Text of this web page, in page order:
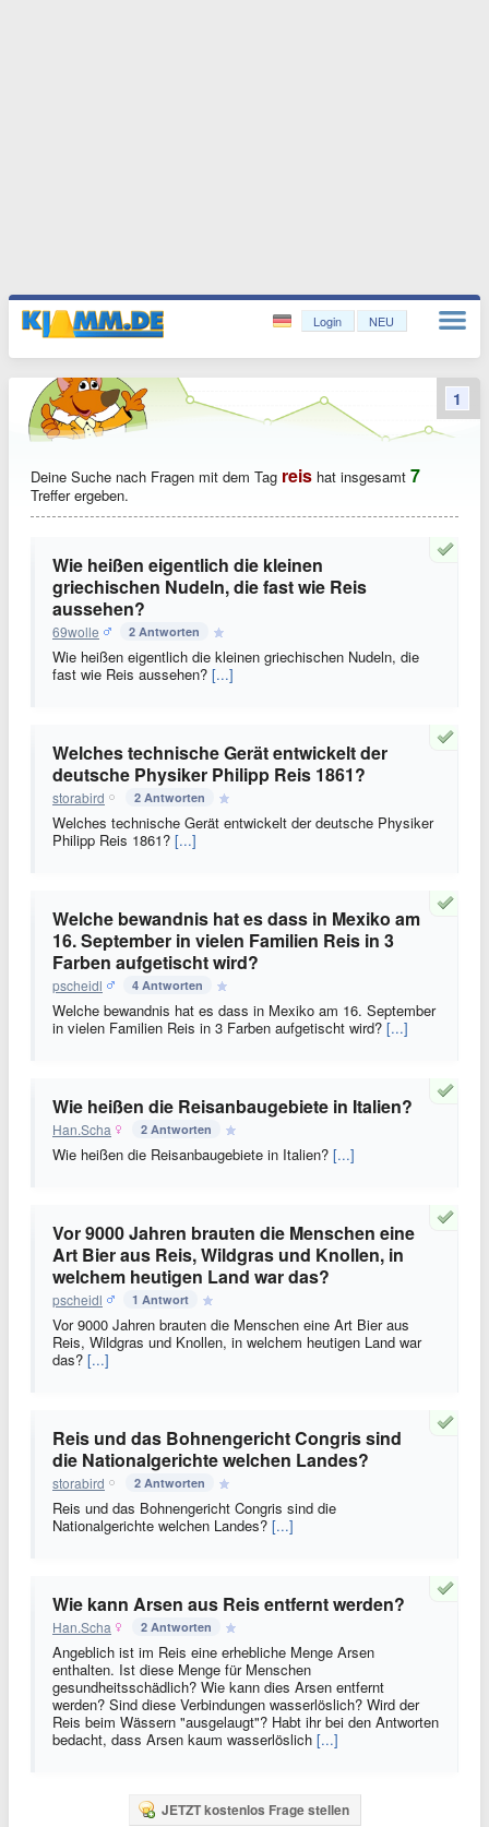
Login NEU
Deine Suche nach Fragen mit dem Tag reis hat insgesamt 7
Treffer ergeben.
Wie heißen eigentlich die kleinen
griechischen Nudeln, die fast wie Reis
aussehen?
69wolle 2 Antworten
Wie heißen eigentlich die kleinen griechischen Nudeln, die
fast wie Reis aussehen? [...]
Welches technische Gerät entwickelt der
deutsche Physiker Philipp Reis 1861?
storabird 2 Antworten
Welches technische Gerät entwickelt der deutsche Physiker
Philipp Reis 1861? [...]
Welche bewandnis hat es dass in Mexiko am
16. September in vielen Familien Reis in 3
Farben aufgetischt wird?
pscheidl 4 Antworten
Welche bewandnis hat es dass in Mexiko am 16. September
in vielen Familien Reis in 3 Farben aufgetischt wird? [...]
Wie heißen die Reisanbaugebiete in Italien?
Han.Scha 2 Antworten
Wie heißen die Reisanbaugebiete in Italien? [...]
Vor 9000 Jahren brauten die Menschen eine
Art Bier aus Reis, Wildgras und Knollen, in
welchem heutigen Land war das?
pscheidl 1 Antwort
Vor 9000 Jahren brauten die Menschen eine Art Bier aus
Reis, Wildgras und Knollen, in welchem heutigen Land war
das? [...]
Reis und das Bohnengericht Congris sind
die Nationalgerichte welchen Landes?
storabird 2 Antworten
Reis und das Bohnengericht Congris sind die
Nationalgerichte welchen Landes? [...]
Wie kann Arsen aus Reis entfernt werden?
Han.Scha 2 Antworten
Angeblich ist im Reis eine erhebliche Menge Arsen
enthalten. Ist diese Menge für Menschen
gesundheitsschädlich? Wie kann dies Arsen entfernt
werden? Sind diese Verbindungen wasserlöslich? Wird der
Reis beim Wässern "ausgelaugt"? Habt ihr bei den Antworten
bedacht, dass Arsen kaum wasserlöslich [...]
JETZT kostenlos Frage stellen
1